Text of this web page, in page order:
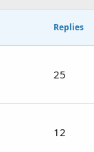
Replies
25
12